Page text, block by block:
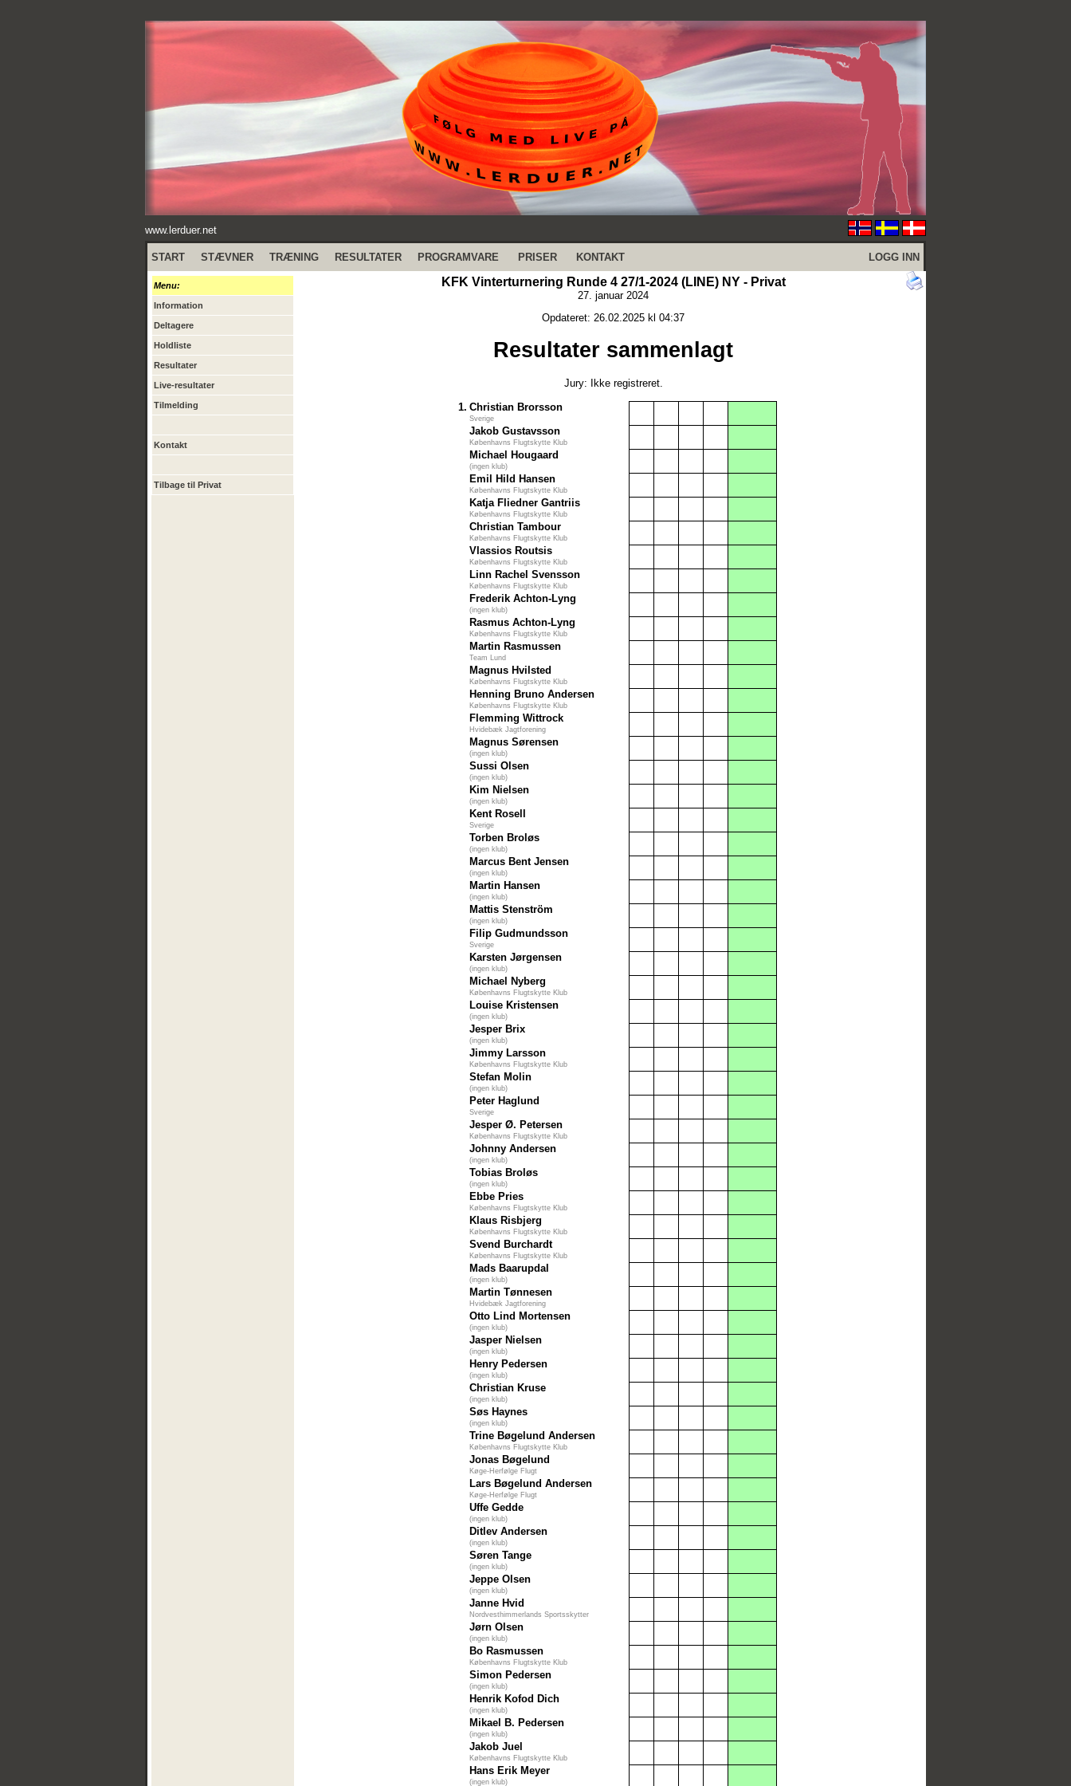
www.lerduer.net
START STÆVNER TRÆNING RESULTATER PROGRAMVARE PRISER KONTAKT LOGG INN
Menu:
Information
Deltagere
Holdliste
Resultater
Live-resultater
Tilmelding
Kontakt
Tilbage til Privat
KFK Vinterturnering Runde 4 27/1-2024 (LINE) NY - Privat
27. januar 2024
Opdateret: 26.02.2025 kl 04:37
Resultater sammenlagt
Jury: Ikke registreret.
1. Christian Brorsson
Sverige
Jakob Gustavsson
Københavns Flugtskytte Klub
Michael Hougaard
(ingen klub)
Emil Hild Hansen
Københavns Flugtskytte Klub
Katja Fliedner Gantriis
Københavns Flugtskytte Klub
Christian Tambour
Københavns Flugtskytte Klub
Vlassios Routsis
Københavns Flugtskytte Klub
Linn Rachel Svensson
Københavns Flugtskytte Klub
Frederik Achton-Lyng
(ingen klub)
Rasmus Achton-Lyng
Københavns Flugtskytte Klub
Martin Rasmussen
Team Lund
Magnus Hvilsted
Københavns Flugtskytte Klub
Henning Bruno Andersen
Københavns Flugtskytte Klub
Flemming Wittrock
Hvidebæk Jagtforening
Magnus Sørensen
(ingen klub)
Sussi Olsen
(ingen klub)
Kim Nielsen
(ingen klub)
Kent Rosell
Sverige
Torben Broløs
(ingen klub)
Marcus Bent Jensen
(ingen klub)
Martin Hansen
(ingen klub)
Mattis Stenström
(ingen klub)
Filip Gudmundsson
Sverige
Karsten Jørgensen
(ingen klub)
Michael Nyberg
Københavns Flugtskytte Klub
Louise Kristensen
(ingen klub)
Jesper Brix
(ingen klub)
Jimmy Larsson
Københavns Flugtskytte Klub
Stefan Molin
(ingen klub)
Peter Haglund
Sverige
Jesper Ø. Petersen
Københavns Flugtskytte Klub
Johnny Andersen
(ingen klub)
Tobias Broløs
(ingen klub)
Ebbe Pries
Københavns Flugtskytte Klub
Klaus Risbjerg
Københavns Flugtskytte Klub
Svend Burchardt
Københavns Flugtskytte Klub
Mads Baarupdal
(ingen klub)
Martin Tønnesen
Hvidebæk Jagtforening
Otto Lind Mortensen
(ingen klub)
Jasper Nielsen
(ingen klub)
Henry Pedersen
(ingen klub)
Christian Kruse
(ingen klub)
Søs Haynes
(ingen klub)
Trine Bøgelund Andersen
Københavns Flugtskytte Klub
Jonas Bøgelund
Køge-Herfølge Flugt
Lars Bøgelund Andersen
Køge-Herfølge Flugt
Uffe Gedde
(ingen klub)
Ditlev Andersen
(ingen klub)
Søren Tange
(ingen klub)
Jeppe Olsen
(ingen klub)
Janne Hvid
Nordvesthimmerlands Sportsskytter
Jørn Olsen
(ingen klub)
Bo Rasmussen
Københavns Flugtskytte Klub
Simon Pedersen
(ingen klub)
Henrik Kofod Dich
(ingen klub)
Mikael B. Pedersen
(ingen klub)
Jakob Juel
Københavns Flugtskytte Klub
Hans Erik Meyer
(ingen klub)